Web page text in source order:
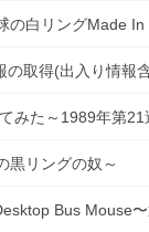
白リングMade In
取得(出入り情報
みた～1989年第21
黒リングの奴～
Bus Mouse